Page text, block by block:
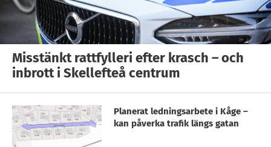
Misstänkt rattfylleri efter krasch – och
inbrott i Skellefteå centrum
Planerat ledningsarbete i Kåge –
kan påverka trafik längs gatan